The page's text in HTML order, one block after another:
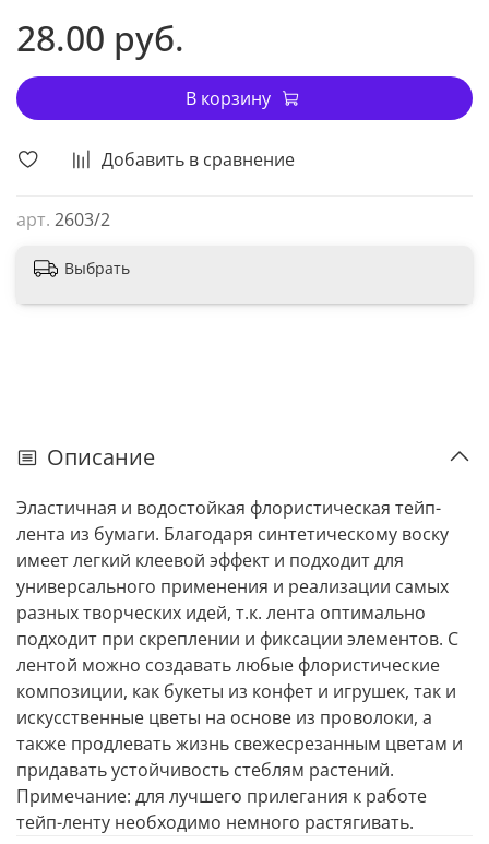
Добавить в сравнение
арт. 2603/2
28.00 руб.
В корзину
Выбрать
Описание
Эластичная и водостойкая флористическая тейп-
лента из бумаги. Благодаря синтетическому воску
имеет легкий клеевой эффект и подходит для
универсального применения и реализации самых
разных творческих идей, т.к. лента оптимально
подходит при скреплении и фиксации элементов. С
лентой можно создавать любые флористические
композиции, как букеты из конфет и игрушек, так и
искусственные цветы на основе из проволоки, а
также продлевать жизнь свежесрезанным цветам и
придавать устойчивость стеблям растений.
Примечание: для лучшего прилегания к работе
тейп-ленту необходимо немного растягивать.